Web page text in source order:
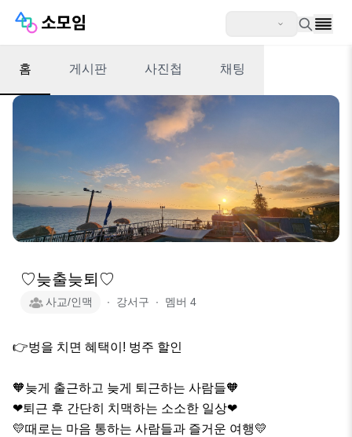
홈 게시판 사진첩 채팅
♡늦출늦퇴♡
사교/인맥 ∙ 강서구 ∙ 멤버 4
👉벙을 치면 혜택이! 벙주 할인
🧡늦게 출근하고 늦게 퇴근하는 사람들🧡
❤퇴근 후 간단히 치맥하는 소소한 일상❤
💛때로는 마음 통하는 사람들과 즐거운 여행💛